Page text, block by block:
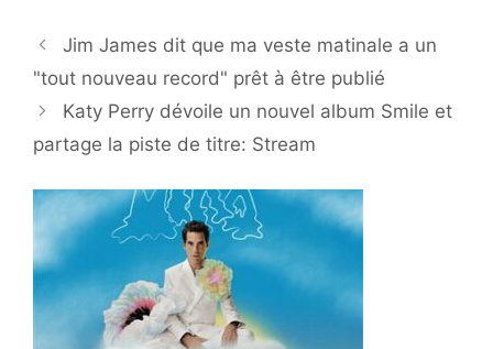
Jim James dit que ma veste matinale a un
"tout nouveau record" prêt à être publié
Katy Perry dévoile un nouvel album Smile et
partage la piste de titre: Stream